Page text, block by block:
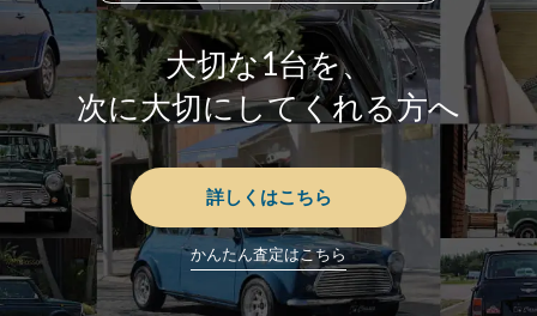
大切な1台を、
次に大切にしてくれる方へ
詳しくはこちら
かんたん査定はこちら